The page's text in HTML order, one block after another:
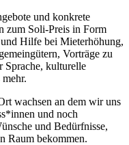
und konkrete
zum Soli-Preis in Form
Hilfe bei Mieterhöhung,
Vorträge zu
Sprache, kulturelle
wachsen an dem wir uns
und noch
und Bedürfnisse,
Raum bekommen.